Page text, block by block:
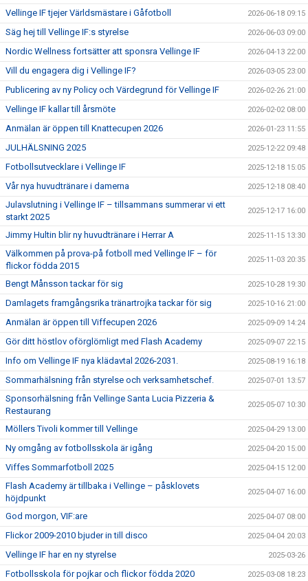
Vellinge IF tjejer Världsmästare i Gåfotboll 2026-06-18 09:15
Säg hej till Vellinge IF:s styrelse 2026-06-03 09:00
Nordic Wellness fortsätter att sponsra Vellinge IF 2026-04-13 22:00
Vill du engagera dig i Vellinge IF? 2026-03-05 23:00
Publicering av ny Policy och Värdegrund för Vellinge IF 2026-02-26 21:00
Vellinge IF kallar till årsmöte 2026-02-02 08:00
Anmälan är öppen till Knattecupen 2026 2026-01-23 11:55
JULHÄLSNING 2025 2025-12-22 09:48
Fotbollsutvecklare i Vellinge IF 2025-12-18 15:05
Vår nya huvudtränare i damerna 2025-12-18 08:40
Julavslutning i Vellinge IF – tillsammans summerar vi ett
starkt 2025
2025-12-17 16:00
Jimmy Hultin blir ny huvudtränare i Herrar A 2025-11-15 13:30
Välkommen på prova-på fotboll med Vellinge IF – för
flickor födda 2015
2025-11-03 20:35
Bengt Månsson tackar för sig 2025-10-28 19:30
Damlagets framgångsrika tränartrojka tackar för sig 2025-10-16 21:00
Anmälan är öppen till Viffecupen 2026 2025-09-09 14:24
Gör ditt höstlov oförglömligt med Flash Academy 2025-09-07 22:15
Info om Vellinge IF nya klädavtal 2026-2031. 2025-08-19 16:18
Sommarhälsning från styrelse och verksamhetschef. 2025-07-01 13:57
Sponsorhälsning från Vellinge Santa Lucia Pizzeria &
Restaurang
2025-05-07 10:30
Möllers Tivoli kommer till Vellinge 2025-04-29 13:00
Ny omgång av fotbollsskola är igång 2025-04-20 15:00
Viffes Sommarfotboll 2025 2025-04-15 12:00
Flash Academy är tillbaka i Vellinge – påsklovets
höjdpunkt
2025-04-07 16:00
God morgon, VIF:are 2025-04-07 08:00
Flickor 2009-2010 bjuder in till disco 2025-04-04 20:03
Vellinge IF har en ny styrelse 2025-03-26
Fotbollsskola för pojkar och flickor födda 2020 2025-03-08 18:23